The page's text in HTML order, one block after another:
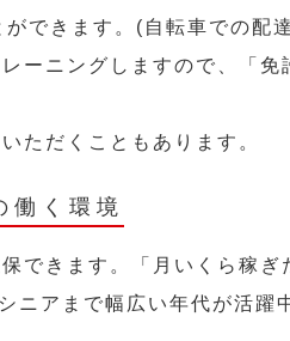
できます。(自転車での配
ーニングしますので、「免
ただくこともあります。
働く環境
できます。「月いくら稼ぎ
ニアまで幅広い年代が活躍